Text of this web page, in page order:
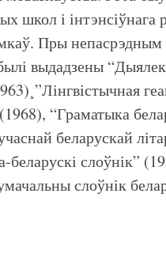
школ і інтэнсіўнага
Пры непасрэдным
выдадзены
(1968), “Граматыка
беларускай
слоўнік”
слоўнік